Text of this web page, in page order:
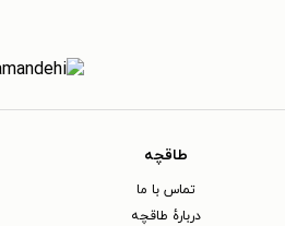
طاقچه
تماس با ما
دربارهٔ طاقچه